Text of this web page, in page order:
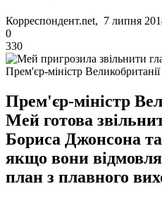
Корреспондент.net, 7 липня
0
330
Прем'єр-міністр
Прем'єр-міністр
Мей готова
Бориса Джонсона та
якщо вони
план з плавного